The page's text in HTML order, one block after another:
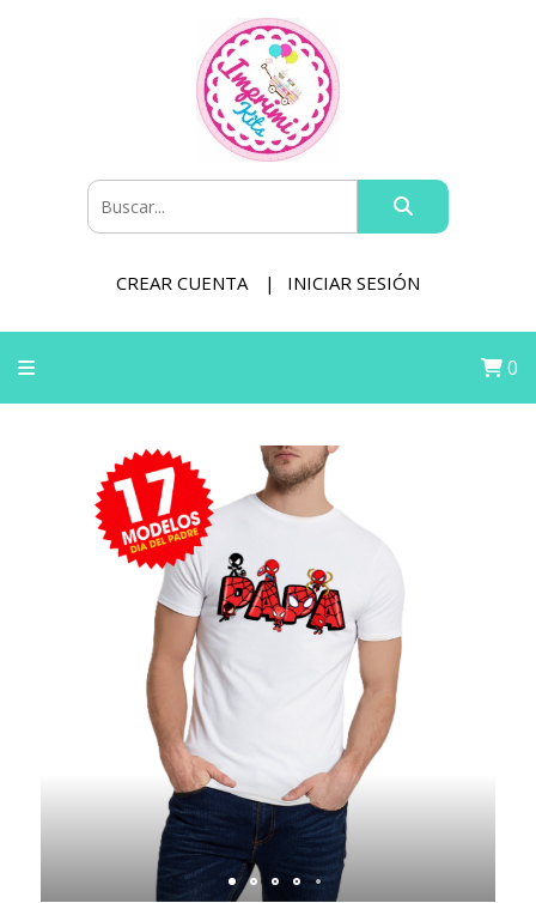
CREAR CUENTA INICIAR SESIÓN
0